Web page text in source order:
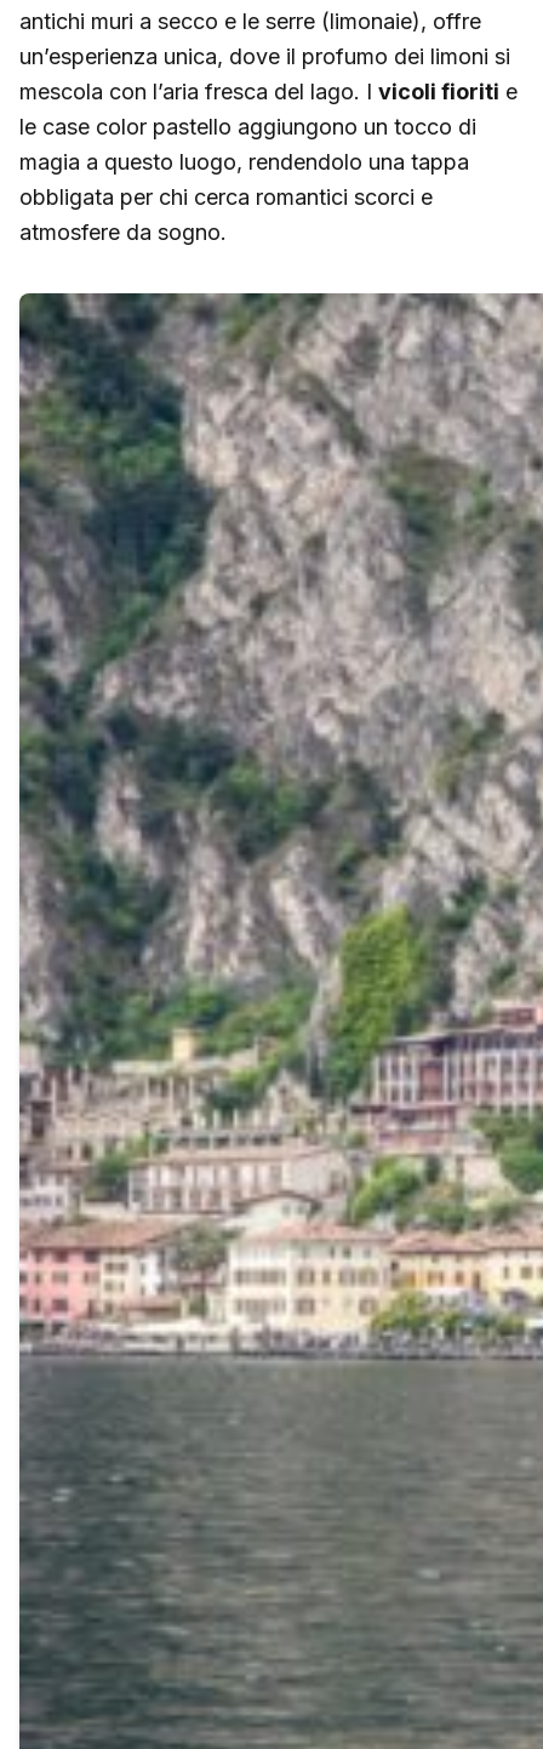
antichi muri a secco e le serre (limonaie), offre
un’esperienza unica, dove il profumo dei limoni si
mescola con l’aria fresca del lago. I vicoli fioriti e
le case color pastello aggiungono un tocco di
magia a questo luogo, rendendolo una tappa
obbligata per chi cerca romantici scorci e
atmosfere da sogno.